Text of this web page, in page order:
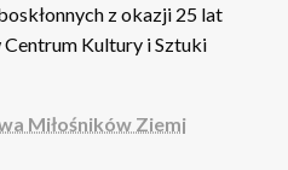
z okazji 25 lat
Kultury i Sztuki
Miłośników Ziemi